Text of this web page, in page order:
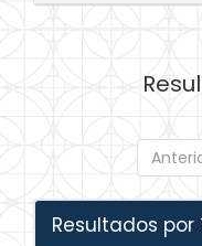
Resultados por